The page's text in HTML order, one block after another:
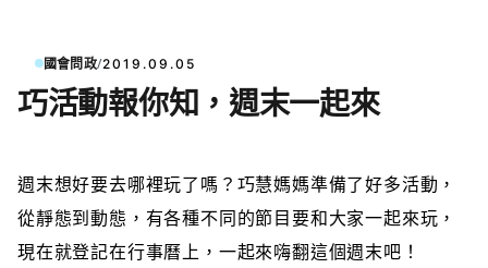
國會問政/2019.09.05
巧活動報你知，週末一起來
週末想好要去哪裡玩了嗎？巧慧媽媽準備了好多活動，
從靜態到動態，有各種不同的節目要和大家一起來玩，
現在就登記在行事曆上，一起來嗨翻這個週末吧！